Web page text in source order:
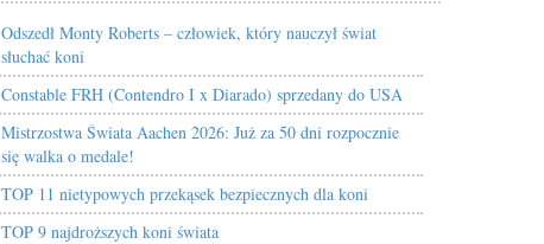
Odszedł Monty Roberts – człowiek, który nauczył świat
słuchać koni
Constable FRH (Contendro I x Diarado) sprzedany do USA
Mistrzostwa Świata Aachen 2026: Już za 50 dni rozpocznie
się walka o medale!
TOP 11 nietypowych przekąsek bezpiecznych dla koni
TOP 9 najdroższych koni świata